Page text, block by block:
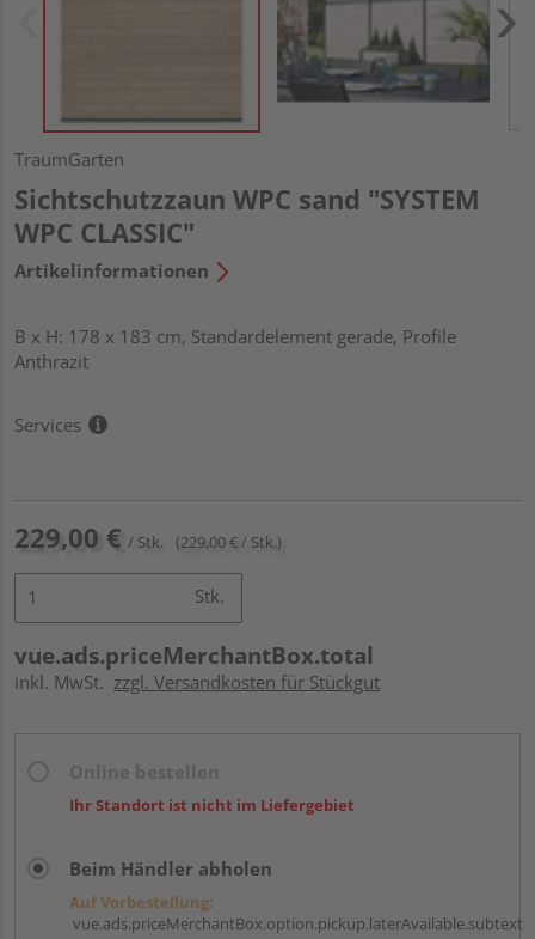
TraumGarten
Sichtschutzzaun WPC sand "SYSTEM
WPC CLASSIC"
Artikelinformationen
B x H: 178 x 183 cm, Standardelement gerade, Profile
Anthrazit
Services
229,00 € / Stk. (229,00 € / Stk.)
Stk.
vue.ads.priceMerchantBox.total
inkl. MwSt. zzgl. Versandkosten für Stückgut
Ihr Standort ist nicht im Liefergebiet
Beim Händler abholen
Auf Vorbestellung:
vue.ads.priceMerchantBox.option.pickup.laterAvailable.subtext